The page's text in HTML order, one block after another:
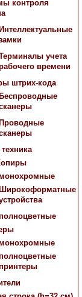
контроля
Интеллектуальные
учета
времени
штрих-кода
Беспроводные
Проводные
Широкоформатные